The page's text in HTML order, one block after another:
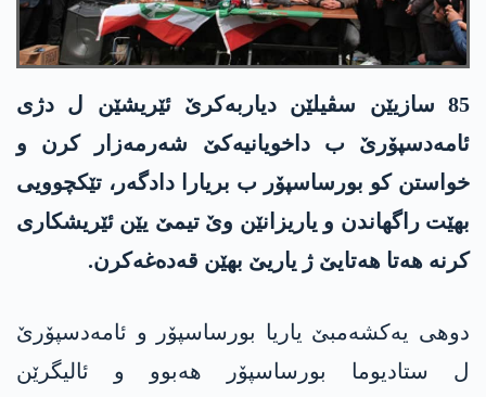
85 سازیێن سڤیلێن دیاربەکرێ ئێریشێن ل دژی
ئامەدسپۆرێ ب داخویانیەکێ شەرمەزار کرن و
خواستن کو بورساسپۆر ب بریارا دادگەر، تێکچوویی
بهێت راگھاندن و یاریزانێن وێ تیمێ یێن ئێریشکاری
کرنە ھەتا ھەتایێ ژ یاریێ بهێن قەدەغەکرن.
دوھی یەکشەمبێ یاریا بورساسپۆر و ئامەدسپۆرێ
ل ستادیوما بورساسپۆر ھەبوو و ئالیگرێن